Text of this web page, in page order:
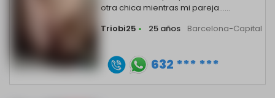
otra chica mientras mi pareja......
Triobi25 • 25 años Barcelona-Capital
632 *** ***